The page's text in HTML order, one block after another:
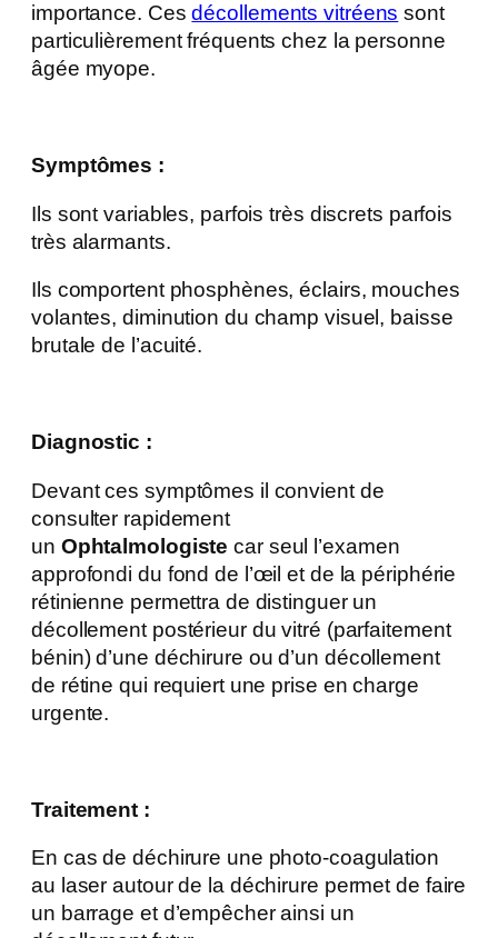
importance. Cesdécollements vitréens sont
particulièrement fréquents chez la personne
âgée myope.
Symptômes :
Ils sont variables, parfois très discrets parfois
très alarmants.
Ils comportent phosphènes, éclairs, mouches
volantes, diminution du champ visuel, baisse
brutale de l’acuité.
Diagnostic :
Devant ces symptômes il convient de
consulter rapidement
un Ophtalmologiste car seul l’examen
approfondi du fond de l’œil et de la périphérie
rétinienne permettra de distinguer un
décollement postérieur du vitré (parfaitement
bénin) d’une déchirure ou d’un décollement
de rétine qui requiert une prise en charge
urgente.
Traitement :
En cas de déchirure une photo-coagulation
au laser autour de la déchirure permet de faire
un barrage et d’empêcher ainsi un